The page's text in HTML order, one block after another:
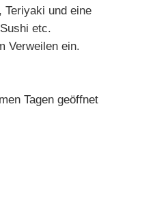
Teriyaki und eine
etc.
Verweilen ein.
Tagen geöffnet